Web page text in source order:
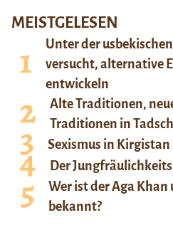
MEISTGELESEN
Unter der
versucht, alternative
entwickeln
Alte Traditionen,
Traditionen in
Sexismus in Kirgistan
Der
Wer ist der Aga
bekannt?